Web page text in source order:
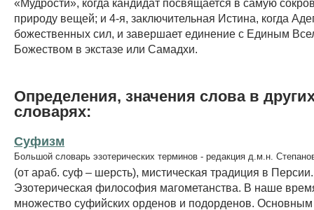
природу вещей; и 4-я, заключительная Истина, когда
божественных сил, и завершает единение с Единым
Божеством в экстазе или Самадхи.
Определения, значения слова в
словарях:
Суфизм
Большой словарь эзотерических терминов - редакция д.м.н.
(от араб. суф – шерсть), мистическая традиция в Персии.
Эзотерическая философия магометанства. В наше
множество суфийских орденов и подорденов.